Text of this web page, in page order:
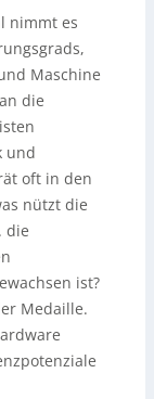
nimmt es
Maschine
die
und
oft in den
nützt die
die
ist?
Medaille.